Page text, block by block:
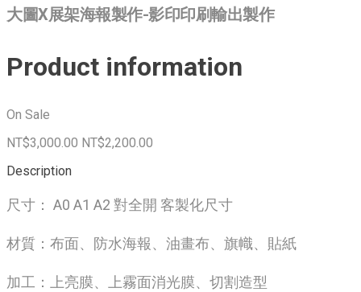
大圖X展架海報製作-影印印刷輸出製作
Product information
On Sale
NT$3,000.00 NT$2,200.00
Description
尺寸： A0 A1 A2 對全開 客製化尺寸
材質：布面、防水海報、油畫布、旗幟、貼紙
加工：上亮膜、上霧面消光膜、切割造型